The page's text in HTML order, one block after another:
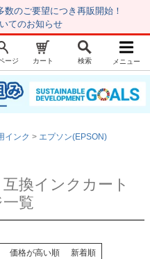
のご要望につき再販開始！
てのお知らせ
マイページ
お気に入り
レビュー履歴
ージ カート 検索 メニュー
インク
エプソン(EPSON)
換インクカート
一覧
価格が高い順 新着順